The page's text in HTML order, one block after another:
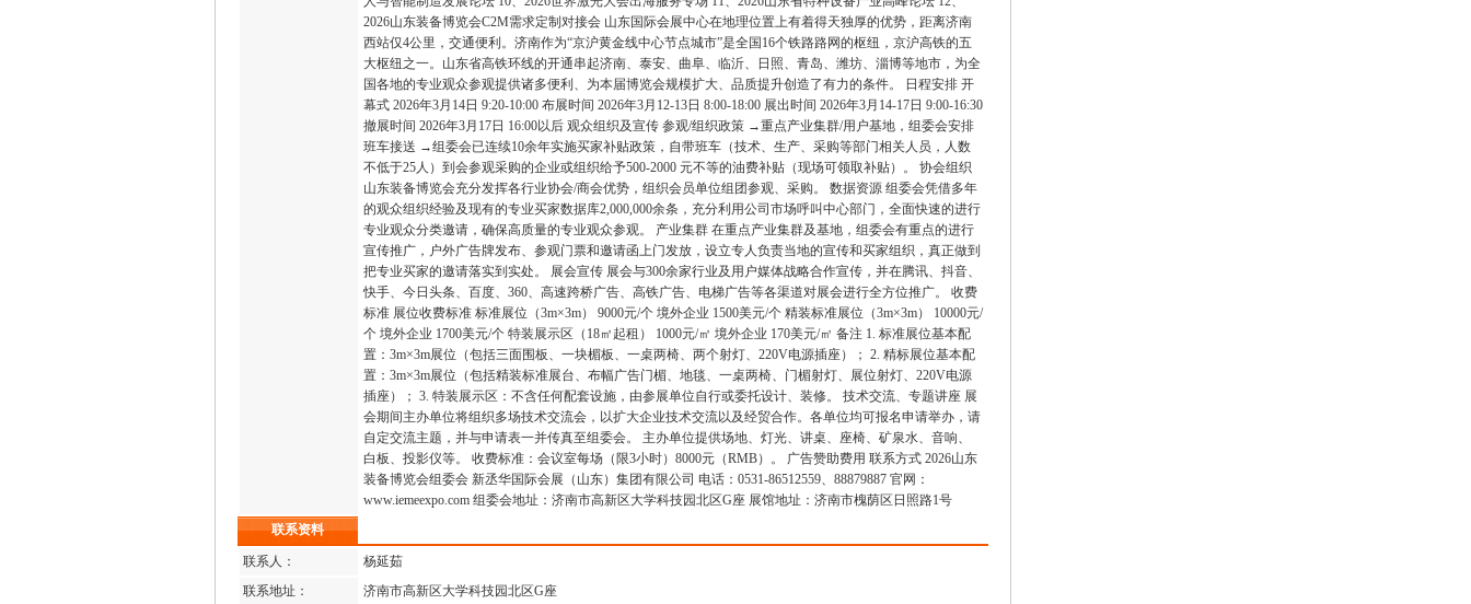
2026山东装备博览会C2M需求定制对接会 山东国际会展中心在地理位置上有着得天独厚的优势，距离济南
西站仅4公里，交通便利。济南作为“京沪黄金线中心节点城市”是全国16个铁路路网的枢纽，京沪高铁的五
大枢纽之一。山东省高铁环线的开通串起济南、泰安、曲阜、临沂、日照、青岛、潍坊、淄博等地市，为全
国各地的专业观众参观提供诸多便利、为本届博览会规模扩大、品质提升创造了有力的条件。 日程安排 开
幕式 2026年3月14日 9:20-10:00 布展时间 2026年3月12-13日 8:00-18:00 展出时间 2026年3月14-17日 9:00-16:30
撤展时间 2026年3月17日 16:00以后 观众组织及宣传 参观/组织政策 →重点产业集群/用户基地，组委会安排
班车接送 →组委会已连续10余年实施买家补贴政策，自带班车（技术、生产、采购等部门相关人员，人数
不低于25人）到会参观采购的企业或组织给予500-2000 元不等的油费补贴（现场可领取补贴）。 协会组织
山东装备博览会充分发挥各行业协会/商会优势，组织会员单位组团参观、采购。 数据资源 组委会凭借多年
的观众组织经验及现有的专业买家数据库2,000,000余条，充分利用公司市场呼叫中心部门，全面快速的进行
专业观众分类邀请，确保高质量的专业观众参观。 产业集群 在重点产业集群及基地，组委会有重点的进行
宣传推广，户外广告牌发布、参观门票和邀请函上门发放，设立专人负责当地的宣传和买家组织，真正做到
把专业买家的邀请落实到实处。 展会宣传 展会与300余家行业及用户媒体战略合作宣传，并在腾讯、抖音、
快手、今日头条、百度、360、高速跨桥广告、高铁广告、电梯广告等各渠道对展会进行全方位推广。 收费
标准 展位收费标准 标准展位（3m×3m） 9000元/个 境外企业 1500美元/个 精装标准展位（3m×3m） 10000元/
个 境外企业 1700美元/个 特装展示区（18㎡起租） 1000元/㎡ 境外企业 170美元/㎡ 备注 1. 标准展位基本配
置：3m×3m展位（包括三面围板、一块楣板、一桌两椅、两个射灯、220V电源插座）； 2. 精标展位基本配
置：3m×3m展位（包括精装标准展台、布幅广告门楣、地毯、一桌两椅、门楣射灯、展位射灯、220V电源
插座）； 3. 特装展示区：不含任何配套设施，由参展单位自行或委托设计、装修。 技术交流、专题讲座 展
会期间主办单位将组织多场技术交流会，以扩大企业技术交流以及经贸合作。各单位均可报名申请举办，请
自定交流主题，并与申请表一并传真至组委会。 主办单位提供场地、灯光、讲桌、座椅、矿泉水、音响、
白板、投影仪等。 收费标准：会议室每场（限3小时）8000元（RMB）。 广告赞助费用 联系方式 2026山东
装备博览会组委会 新丞华国际会展（山东）集团有限公司 电话：0531-86512559、88879887 官网：
www.iemeexpo.com 组委会地址：济南市高新区大学科技园北区G座 展馆地址：济南市槐荫区日照路1号
联系资料
联系人：
杨延茹
联系地址：
济南市高新区大学科技园北区G座